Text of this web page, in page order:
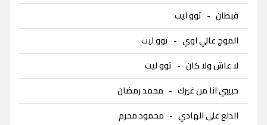
قبطان - توو ليت
الموج عالي اوي - توو ليت
لا عاش ولا كان - توو ليت
حبيبي انا من غيرك - محمد رمضان
الدلع على الهادي - محمود محرم